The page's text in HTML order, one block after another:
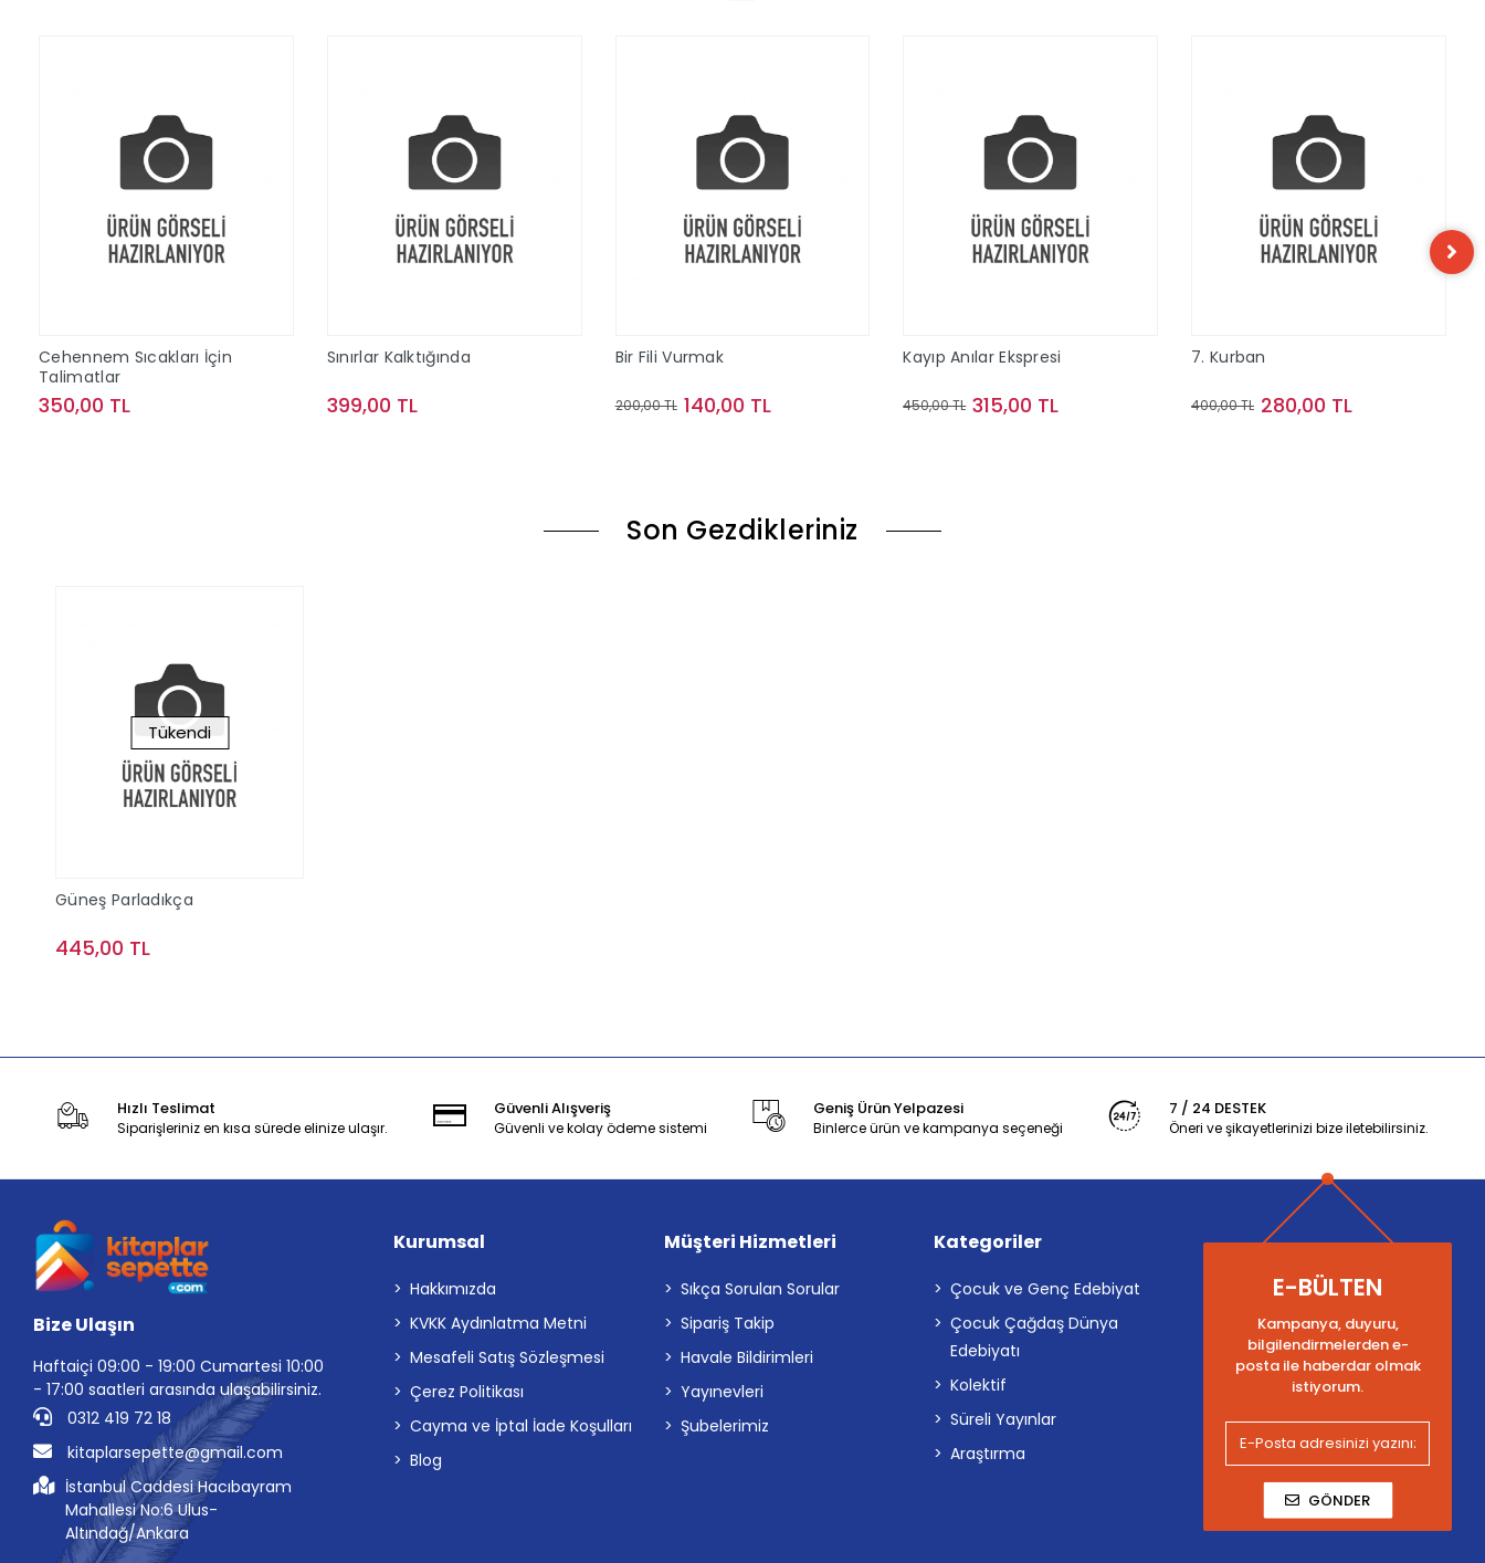
Cehennem Sıcakları İçin
Talimatlar
350,00 TL
Sınırlar Kalktığında
399,00 TL
Bir Fili Vurmak
200,00 TL 140,00 TL
Kayıp Anılar Ekspresi
450,00 TL 315,00 TL
7. Kurban
400,00 TL 280,00 TL
Son Gezdikleriniz
Tükendi
Güneş Parladıkça
445,00 TL
Hızlı Teslimat
Siparişleriniz en kısa sürede elinize ulaşır.
Güvenli Alışveriş
Güvenli ve kolay ödeme sistemi
Geniş Ürün Yelpazesi
Binlerce ürün ve kampanya seçeneği
7 / 24 DESTEK
Öneri ve şikayetlerinizi bize iletebilirsiniz.
Bize Ulaşın
Haftaiçi 09:00 - 19:00 Cumartesi 10:00
- 17:00 saatleri arasında ulaşabilirsiniz.
0312 419 72 18
kitaplarsepette@gmail.com
İstanbul Caddesi Hacıbayram
Mahallesi No:6 Ulus-
Altındağ/Ankara
Kurumsal
Hakkımızda
KVKK Aydınlatma Metni
Mesafeli Satış Sözleşmesi
Çerez Politikası
Cayma ve İptal İade Koşulları
Blog
Müşteri Hizmetleri
Sıkça Sorulan Sorular
Sipariş Takip
Havale Bildirimleri
Yayınevleri
Şubelerimiz
Kategoriler
Çocuk ve Genç Edebiyat
Çocuk Çağdaş Dünya
Edebiyatı
Kolektif
Süreli Yayınlar
Araştırma
E-BÜLTEN
Kampanya, duyuru,
bilgilendirmelerden e-
posta ile haberdar olmak
istiyorum.
GÖNDER